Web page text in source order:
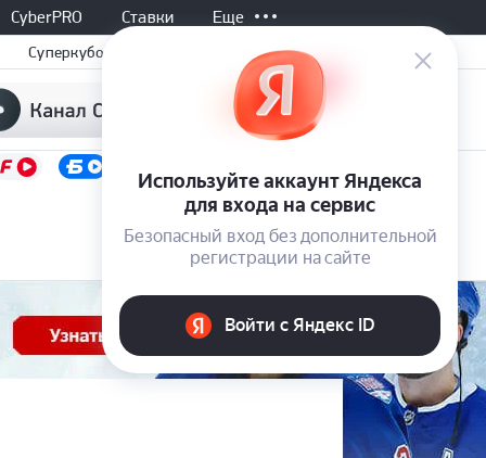
CyberPRO Ставки Еще
Суперкубок
-
ЦСКА
Ростов
1.80 3.80 4.70
Все матчи